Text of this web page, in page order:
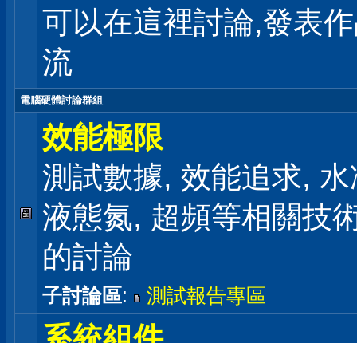
可以在這裡討論,發表
流
電腦硬體討論群組
效能極限
測試數據, 效能追求,
液態氮, 超頻等相關技
的討論
子討論區: 測試報告專區